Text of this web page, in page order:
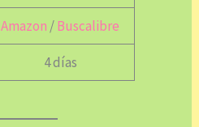
Amazon/Buscalibre
4 días